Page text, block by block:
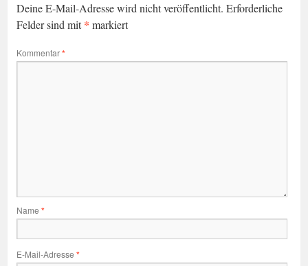
Deine E-Mail-Adresse wird nicht veröffentlicht. Erforderliche
Felder sind mit* markiert
Kommentar*
Name *
E-Mail-Adresse *